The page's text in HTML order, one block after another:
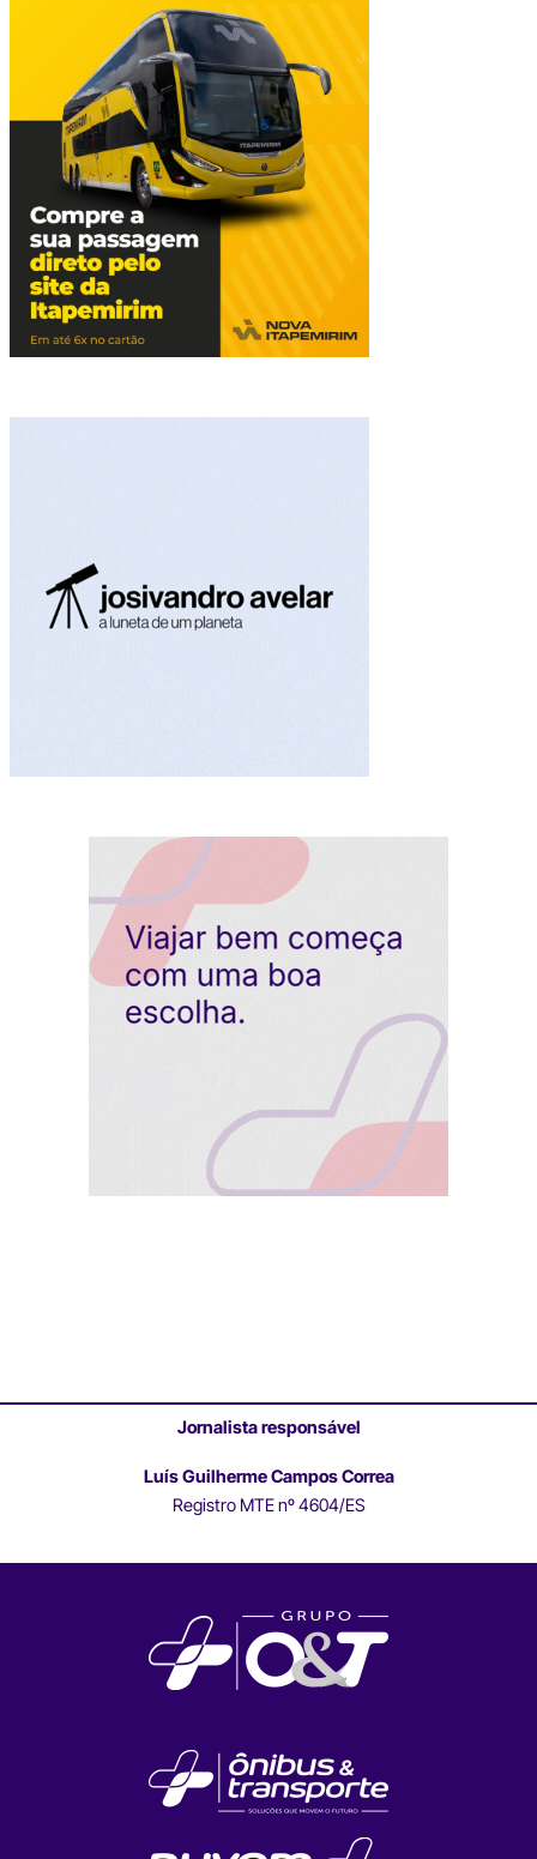
Jornalista responsável
Luís Guilherme Campos Correa
Registro MTE nº 4604/ES